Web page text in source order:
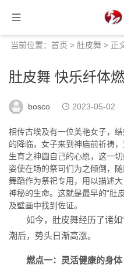
当前位置： 首页 > 肚皮舞 > 正
肚皮舞 快乐纤体
bosco 2023-05-02
相传古埃及有一位美艳女子，
的降临，女子来到神庙前祈祷
生育之神圆自己的心愿，这一
姿使在场的祭司们为之倾倒，
舞蹈作为祭祀专用，用以描述
神秘的生命。这就是最早的“肚
及壁画中找到佐证。
如今，肚皮舞经历了诸如“
潮后，势头日渐高涨。
燃点一：灵活健康的身体